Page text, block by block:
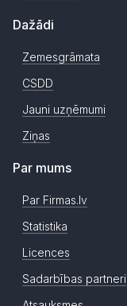
Dažādi
Zemesgrāmata
CSDD
Jauni uzņēmumi
Ziņas
Par mums
Par Firmas.lv
Statistika
Licences
Sadarbības partneri